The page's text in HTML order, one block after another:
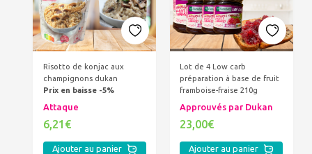
Risotto de konjac aux
champignons dukan
Prix en baisse -5%
Attaque
6,21€
Ajouter au panier
Lot de 4 Low carb
préparation à base de fruit
framboise-fraise 210g
Approuvés par Dukan
23,00€
Ajouter au panier